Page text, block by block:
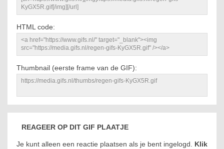
HTML code:
Thumbnail (eerste frame van de GIF):
REAGEER OP DIT GIF PLAATJE
Je kunt alleen een reactie plaatsen als je bent ingelogd. Klik